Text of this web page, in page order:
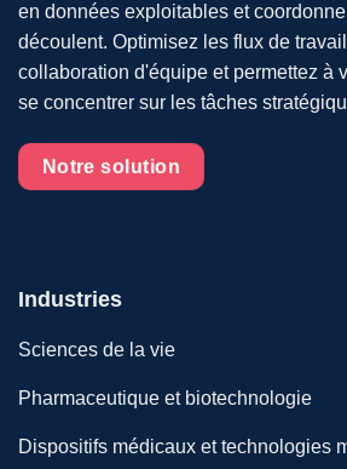
en données exploitables et
découlent. Optimisez les flux de
collaboration d'équipe et permettez à
se concentrer sur les tâches
Notre solution
Industries
Sciences de la vie
Pharmaceutique et biotechnologie
Dispositifs médicaux et technologies